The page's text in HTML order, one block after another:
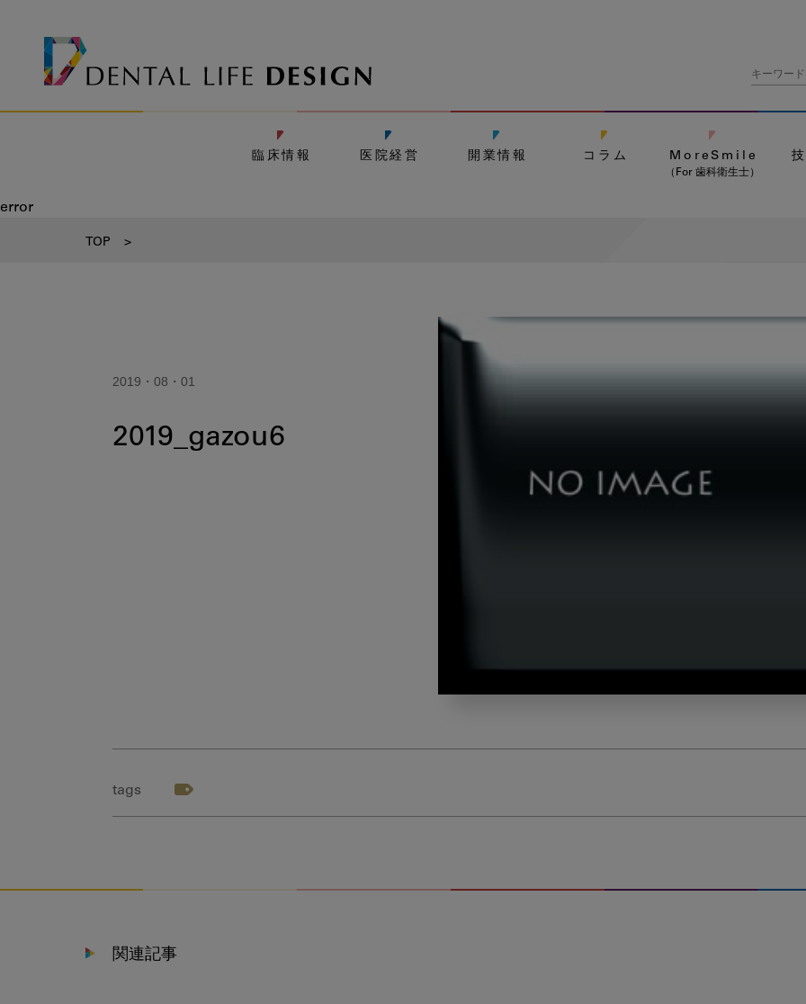
臨床情報 医院経営 開業情報 コラム MoreSmile
（For 歯科衛生士）
error
TOP >
2019・08・01
2019_gazou6
tags
関連記事